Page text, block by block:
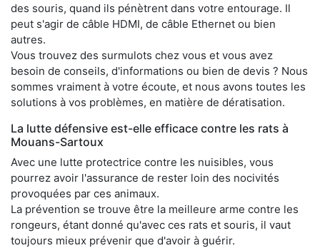
des souris, quand ils pénètrent dans votre entourage. Il
peut s'agir de câble HDMI, de câble Ethernet ou bien
autres.
Vous trouvez des surmulots chez vous et vous avez
besoin de conseils, d'informations ou bien de devis ? Nous
sommes vraiment à votre écoute, et nous avons toutes les
solutions à vos problèmes, en matière de dératisation.
La lutte défensive est-elle efficace contre les rats à
Mouans-Sartoux
Avec une lutte protectrice contre les nuisibles, vous
pourrez avoir l'assurance de rester loin des nocivités
provoquées par ces animaux.
La prévention se trouve être la meilleure arme contre les
rongeurs, étant donné qu'avec ces rats et souris, il vaut
toujours mieux prévenir que d'avoir à guérir.